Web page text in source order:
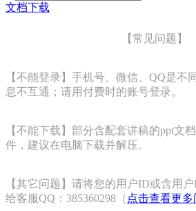
文档下载
【常见问题】
【不能登录】手机号、微信、QQ是不
息不互通；请用付费时的账号登录。
【不能下载】部分含配套讲稿的ppt文
件，建议在电脑下载并解压。
【其它问题】请将您的用户ID或含用
给客服QQ：385360298（ 点击查看更多